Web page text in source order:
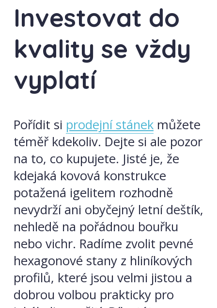
Investovat do
kvality se vždy
vyplatí
Pořídit si prodejní stánek můžete
téměř kdekoliv. Dejte si ale pozor
na to, co kupujete. Jisté je, že
kdejaká kovová konstrukce
potažená igelitem rozhodně
nevydrží ani obyčejný letní deštík,
nehledě na pořádnou bouřku
nebo vichr. Radíme zvolit pevné
hexagonové stany z hliníkových
profilů, které jsou velmi jistou a
dobrou volbou prakticky pro